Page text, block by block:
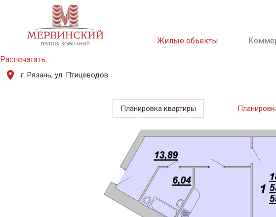
Жилые обьекты
Распечатать
г. Рязань, ул. Птицеводов
Планировка квартиры